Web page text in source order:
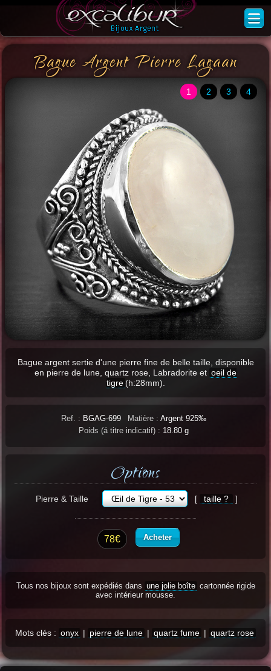
Bague Argent Pierre Lagaan
1 2 3 4
Bague argent sertie d'une pierre fine de belle taille, disponible
en pierre de lune, quartz rose, Labradorite et oeil de
tigre (h:28mm).
Ref. : BGAG-699 Matière : Argent 925‰
Poids (á titre indicatif) : 18.80 g
Options
Pierre & Taille [ taille ? ]
78€ Acheter
Tous nos bijoux sont expédiés dans une jolie boîte cartonnée rigide
avec intérieur mousse.
Mots clés : onyx | pierre de lune | quartz fume | quartz rose